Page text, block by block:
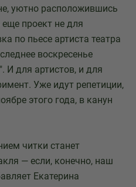
уютно расположившись
проект не для
по пьесе артиста театра
воскресенье
И для артистов, и для
Уже идут репетиции,
этого года, в канун
читки станет
— если, конечно, наш
Екатерина